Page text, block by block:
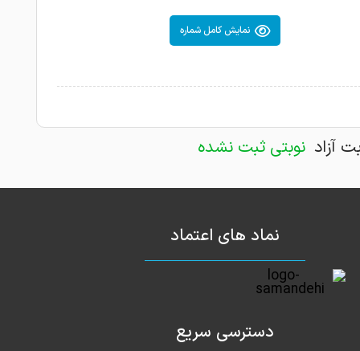
آزاد نوبتی ثبت نشده
نمایش کامل شماره
نماد های اعتماد
دسترسی سریع